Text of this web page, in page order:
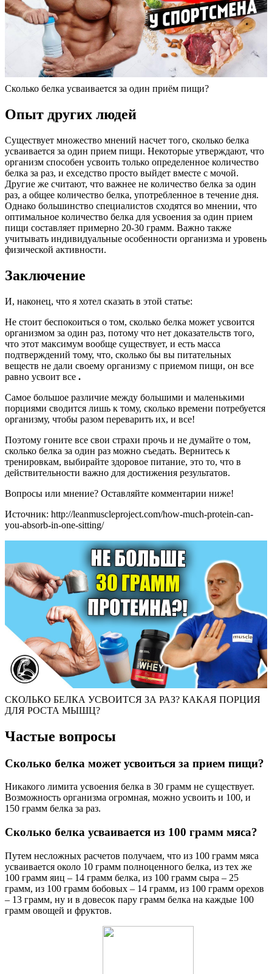
Сколько белка усваивается за один приём пищи?
Опыт других людей
Существует множество мнений насчет того, сколько белка
усваивается за один прием пищи. Некоторые утверждают, что
организм способен усвоить только определенное количество
белка за раз, и exседство просто выйдет вместе с мочой.
Другие же считают, что важнее не количество белка за один
раз, а общее количество белка, употребленное в течение дня.
Однако большинство специалистов сходятся во мнении, что
оптимальное количество белка для усвоения за один прием
пищи составляет примерно 20-30 грамм. Важно также
учитывать индивидуальные особенности организма и уровень
физической активности.
Заключение
И, наконец, что я хотел сказать в этой статье:
Не стоит беспокоиться о том, сколько белка может усвоится
организмом за один раз, потому что нет доказательств того,
что этот максимум вообще существует, и есть масса
подтверждений тому, что, сколько бы вы питательных
веществ не дали своему организму с приемом пищи, он все
равно усвоит все .
Самое большое различие между большими и маленькими
порциями сводится лишь к тому, сколько времени потребуется
организму, чтобы разом переварить их, и все!
Поэтому гоните все свои страхи прочь и не думайте о том,
сколько белка за один раз можно съедать. Вернитесь к
тренировкам, выбирайте здоровое питание, это то, что в
действительности важно для достижения результатов.
Вопросы или мнение? Оставляйте комментарии ниже!
Источник: http://leanmuscleproject.com/how-much-protein-can-
you-absorb-in-one-sitting/
СКОЛЬКО БЕЛКА УСВОИТСЯ ЗА РАЗ? КАКАЯ ПОРЦИЯ
ДЛЯ РОСТА МЫШЦ?
Частые вопросы
Сколько белка может усвоиться за прием пищи?
Никакого лимита усвоения белка в 30 грамм не существует.
Возможность организма огромная, можно усвоить и 100, и
150 грамм белка за раз.
Сколько белка усваивается из 100 грамм мяса?
Путем несложных расчетов получаем, что из 100 грамм мяса
усваивается около 10 грамм полноценного белка, из тех же
100 грамм яиц – 14 грамм белка, из 100 грамм сыра – 25
грамм, из 100 грамм бобовых – 14 грамм, из 100 грамм орехов
– 13 грамм, ну и в довесок пару грамм белка на каждые 100
грамм овощей и фруктов.